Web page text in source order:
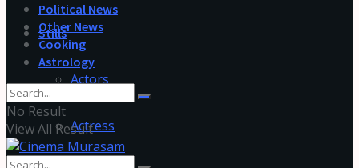
Stills
Actors
Actress
Political News
Other News
Cooking
Astrology
No Result
View All Result